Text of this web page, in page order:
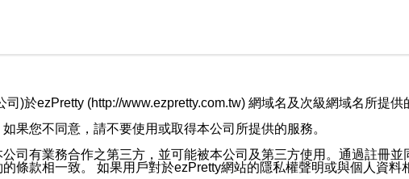
)於ezPretty (http://www.ezpretty.com.tw) 網域名及次級網域名所提
果您不同意，請不要使用或取得本公司所提供的服務。
司有業務合作之第三方，並可能被本公司及第三方使用。通過註冊
條款相一致。 如果用戶對於ezPretty網站的隱私權聲明或與個人資